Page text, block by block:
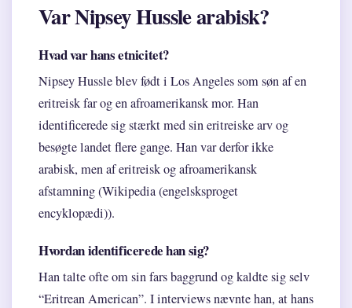
Var Nipsey Hussle arabisk?
Hvad var hans etnicitet?
Nipsey Hussle blev født i Los Angeles som søn af en
eritreisk far og en afroamerikansk mor. Han
identificerede sig stærkt med sin eritreiske arv og
besøgte landet flere gange. Han var derfor ikke
arabisk, men af eritreisk og afroamerikansk
afstamning (Wikipedia (engelsksproget
encyklopædi)).
Hvordan identificerede han sig?
Han talte ofte om sin fars baggrund og kaldte sig selv
“Eritrean American”. I interviews nævnte han, at hans